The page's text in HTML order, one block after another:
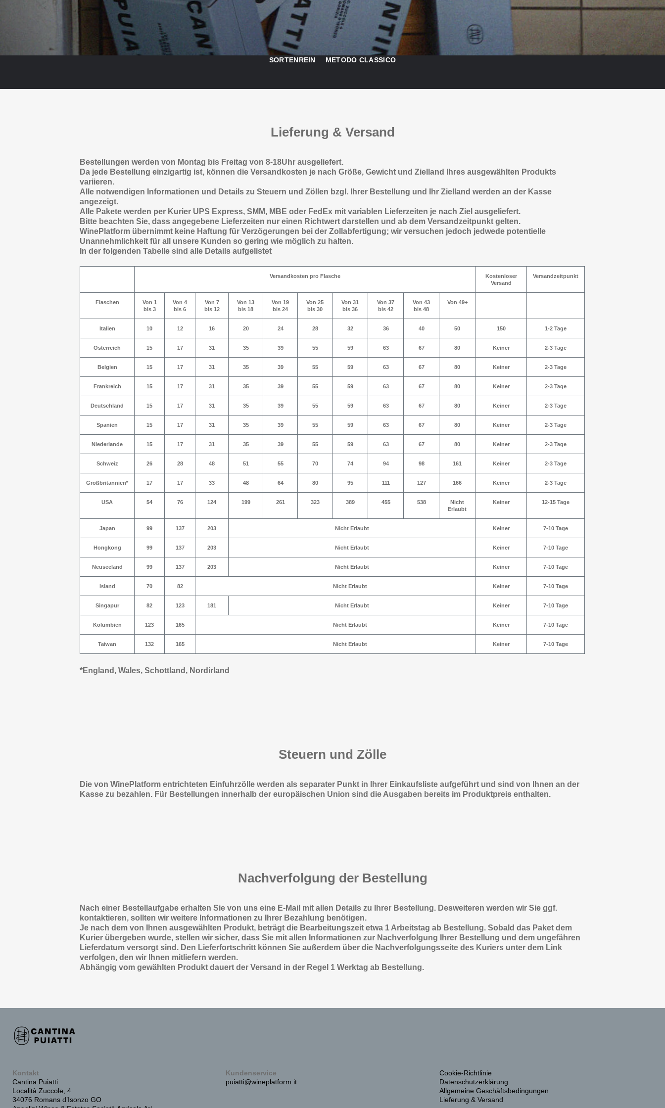
SORTENREIN METODO CLASSICO
Lieferung & Versand
Bestellungen werden von Montag bis Freitag von 8-18Uhr ausgeliefert.
Da jede Bestellung einzigartig ist, können die Versandkosten je nach Größe, Gewicht und Zielland Ihres ausgewählten Produkts
variieren.
Alle notwendigen Informationen und Details zu Steuern und Zöllen bzgl. Ihrer Bestellung und Ihr Zielland werden an der Kasse
angezeigt.
Alle Pakete werden per Kurier UPS Express, SMM, MBE oder FedEx mit variablen Lieferzeiten je nach Ziel ausgeliefert.
Bitte beachten Sie, dass angegebene Lieferzeiten nur einen Richtwert darstellen und ab dem Versandzeitpunkt gelten.
WinePlatform übernimmt keine Haftung für Verzögerungen bei der Zollabfertigung; wir versuchen jedoch jedwede potentielle
Unannehmlichkeit für all unsere Kunden so gering wie möglich zu halten.
In der folgenden Tabelle sind alle Details aufgelistet
Versandkosten pro Flasche
Kostenloser
Versand
Versandzeitpunkt
Flaschen
Von 1
bis 3
Von 4
bis 6
Von 7
bis 12
Von 13
bis 18
Von 19
bis 24
Von 25
bis 30
Von 31
bis 36
Von 37
bis 42
Von 43
bis 48
Von 49+
Italien 10 12 16 20 24 28 32 36 40 50 150 1-2 Tage
Österreich 15 17 31 35 39 55 59 63 67 80 Keiner 2-3 Tage
Belgien 15 17 31 35 39 55 59 63 67 80 Keiner 2-3 Tage
Frankreich 15 17 31 35 39 55 59 63 67 80 Keiner 2-3 Tage
Deutschland 15 17 31 35 39 55 59 63 67 80 Keiner 2-3 Tage
Spanien 15 17 31 35 39 55 59 63 67 80 Keiner 2-3 Tage
Niederlande 15 17 31 35 39 55 59 63 67 80 Keiner 2-3 Tage
Schweiz 26 28 48 51 55 70 74 94 98 161 Keiner 2-3 Tage
Großbritannien* 17 17 33 48 64 80 95 111 127 166 Keiner 2-3 Tage
USA 54 76 124 199 261 323 389 455 538
Nicht
Erlaubt
Keiner 12-15 Tage
Japan 99 137 203 Nicht Erlaubt Keiner 7-10 Tage
Hongkong 99 137 203 Nicht Erlaubt Keiner 7-10 Tage
Neuseeland 99 137 203 Nicht Erlaubt Keiner 7-10 Tage
Island 70 82 Nicht Erlaubt Keiner 7-10 Tage
Singapur 82 123 181 Nicht Erlaubt Keiner 7-10 Tage
Kolumbien 123 165 Nicht Erlaubt Keiner 7-10 Tage
Taiwan 132 165 Nicht Erlaubt Keiner 7-10 Tage
*England, Wales, Schottland, Nordirland
Steuern und Zölle
Die von WinePlatform entrichteten Einfuhrzölle werden als separater Punkt in Ihrer Einkaufsliste aufgeführt und sind von Ihnen an der
Kasse zu bezahlen. Für Bestellungen innerhalb der europäischen Union sind die Ausgaben bereits im Produktpreis enthalten.
Nachverfolgung der Bestellung
Nach einer Bestellaufgabe erhalten Sie von uns eine E-Mail mit allen Details zu Ihrer Bestellung. Desweiteren werden wir Sie ggf.
kontaktieren, sollten wir weitere Informationen zu Ihrer Bezahlung benötigen.
Je nach dem von Ihnen ausgewählten Produkt, beträgt die Bearbeitungszeit etwa 1 Arbeitstag ab Bestellung. Sobald das Paket dem
Kurier übergeben wurde, stellen wir sicher, dass Sie mit allen Informationen zur Nachverfolgung Ihrer Bestellung und dem ungefähren
Lieferdatum versorgt sind. Den Lieferfortschritt können Sie außerdem über die Nachverfolgungsseite des Kuriers unter dem Link
verfolgen, den wir Ihnen mitliefern werden.
Abhängig vom gewählten Produkt dauert der Versand in der Regel 1 Werktag ab Bestellung.
Kontakt
Cantina Puiatti
Località Zuccole, 4
34076 Romans d’Isonzo GO
Kundenservice
puiatti@wineplatform.it
Cookie-Richtlinie
Datenschutzerklärung
Allgemeine Geschäftsbedingungen
Lieferung & Versand